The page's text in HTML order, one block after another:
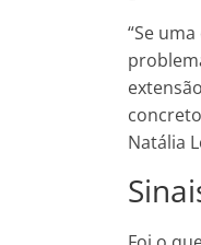
“Se
Natália